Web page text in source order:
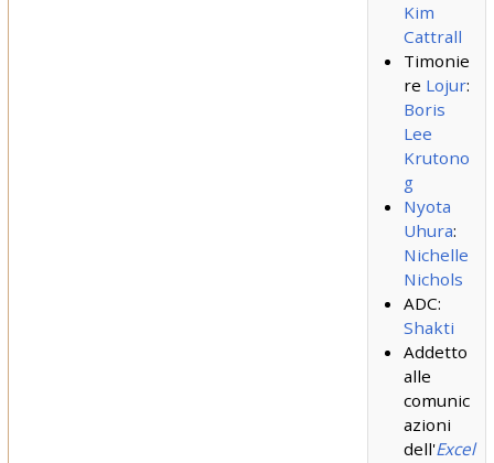
Kim
Cattrall
Timonie
re Lojur:
Boris
Lee
Krutono
g
Nyota
Uhura:
Nichelle
Nichols
ADC:
Shakti
Addetto
alle
comunic
azioni
dell'Excel